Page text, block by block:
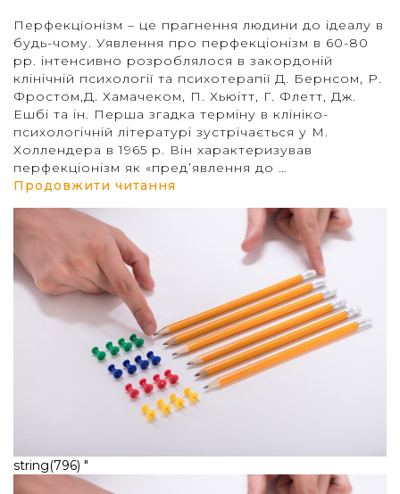
Перфекціонізм – це прагнення людини до ідеалу в
будь-чому. Уявлення про перфекціонізм в 60-80
рр. інтенсивно розроблялося в закордоній
клінічній психології та психотерапії Д. Бернсом, Р.
Фростом,Д. Хамачеком, П. Хьюітт, Г. Флетт, Дж.
Ешбі та ін. Перша згадка терміну в клініко-
психологічній літературі зустрічається у М.
Холлендера в 1965 р. Він характеризував
перфекціонізм як «пред’явлення до …
Продовжити читання
string(796) "